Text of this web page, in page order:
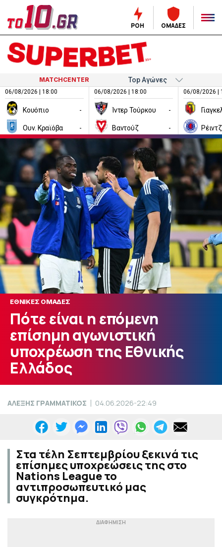
ΡΟΗ ΟΜΑΔΕΣ
MATCHCENTER
06/08/2026 | 18:00
Κουόπιο -
Ουν. Κραϊόβα -
06/08/2026 | 18:00
Ίντερ Τούρκου -
Βαντούζ -
06/08/2026 |
ΕΘΝΙΚΕΣ ΟΜΑΔΕΣ
Πότε είναι η επόμενη
επίσημη αγωνιστική
υποχρέωση της Εθνικής
Ελλάδος
ΑΛΕΞΗΣ ΓΡΑΜΜΑΤΙΚΟΣ 04.06.2026-22:49
Στα τέλη Σεπτεμβρίου ξεκινά τις
επίσημες υποχρεώσεις της στο
Nations League το
αντιπροσωπευτικό μας
συγκρότημα.